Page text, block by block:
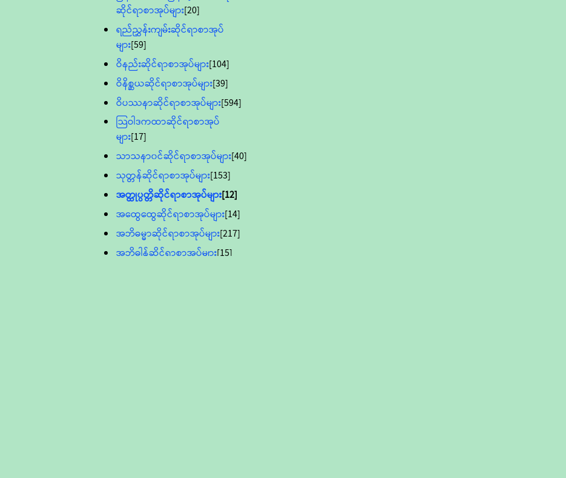
ဆိုင်ရာစာအုပ်များ[20]
ရည်ညွှန်းကျမ်းဆိုင်ရာစာအုပ်
များ[59]
ဝိနည်းဆိုင်ရာစာအုပ်များ[104]
ဝိနိစ္ဆယဆိုင်ရာစာအုပ်များ[39]
ဝိပဿနာဆိုင်ရာစာအုပ်များ[594]
သြဝါဒကထာဆိုင်ရာစာအုပ်
များ[17]
သာသနာ၀င်ဆိုင်ရာစာအုပ်များ[40]
သုတ္တန်ဆိုင်ရာစာအုပ်များ[153]
အတ္ထုပ္ပတ္တိဆိုင်ရာစာအုပ်များ[12]
အထွေထွေဆိုင်ရာစာအုပ်များ[14]
အဘိဓမ္မာဆိုင်ရာစာအုပ်များ[217]
အဘိဓါန်ဆိုင်ရာစာအုပ်များ[15]